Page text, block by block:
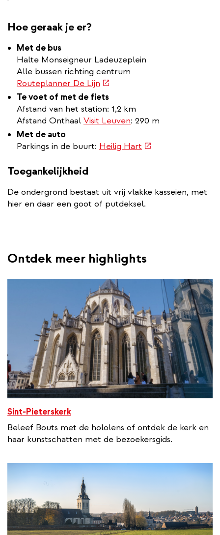
Hoe geraak je er?
Met de bus
Halte Monseigneur Ladeuzeplein
Alle bussen richting centrum
Routeplanner De Lijn (externe
link)
Te voet of met de fiets
Afstand van het station: 1,2 km
Afstand Onthaal Visit Leuven: 290 m
Met de auto
Parkings in de buurt: Heilig Hart (externe
Toegankelijkheid
De ondergrond bestaat uit vrij vlakke kasseien, met
hier en daar een goot of putdeksel.
Ontdek meer highlights
Sint-Pieterskerk
Beleef Bouts met de hololens of ontdek de kerk en
haar kunstschatten met de bezoekersgids.